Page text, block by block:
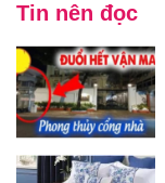
Tin nên đọc